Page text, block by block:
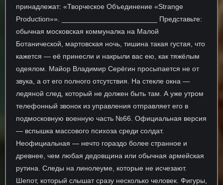
принадлежат: «Творческое Объединение «Strange
Production»». ________________________ Представьте:
обычная московская коммуналка на Малой
Ботанической, мартовская ночь, тишина такая густая, что
кажется — её принесли и накрыли вас ею, как тяжёлым
одеялом. Майор Владимир Серёгин просыпается не от
звука, а от его полного отсутствия. На стекле окна —
ледяной след, который не должен быть там. А уже утром
телефонный звонок из управления отправляет его в
подмосковную военную часть №66. Официальная версия
— вспышка массового психоза среди солдат.
Неофициальная — нечто гораздо более странное и
древнее, чем любая дедовщина или обычная армейская
рутина. Следы на линолеуме, которые не исчезают.
Шепот, который слышат сразу несколько человек. Фигуры,